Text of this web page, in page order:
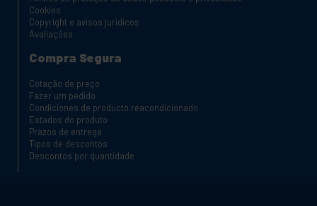
Cookies
Copyright e avisos jurídicos
Avaliações
Compra Segura
Cotação de preço
Fazer um pedido
Condiciones de producto reacondicionado
Estados do produto
Prazos de entrega
Tipos de descontos
Descontos por quantidade